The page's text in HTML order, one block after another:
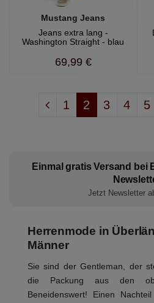
Mustang Jeans
Jeans extra lang -
Washington Straight - blau
69,99 €
1 2 3 4 5
Einmal gratis Versand bei
Jetzt Newsletter
Herrenmode in
Männer
Sie sind der Gentleman, der
die Packung aus den
Beneidenswert! Einen